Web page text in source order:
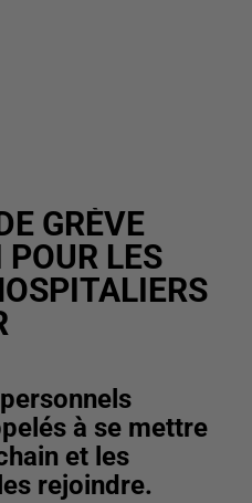
GRÈVE
LES
à se mettre
et les
rejoindre.